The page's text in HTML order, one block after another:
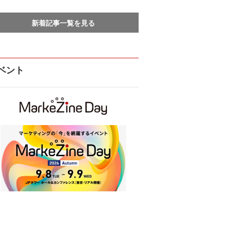
新着記事一覧を見る
ント